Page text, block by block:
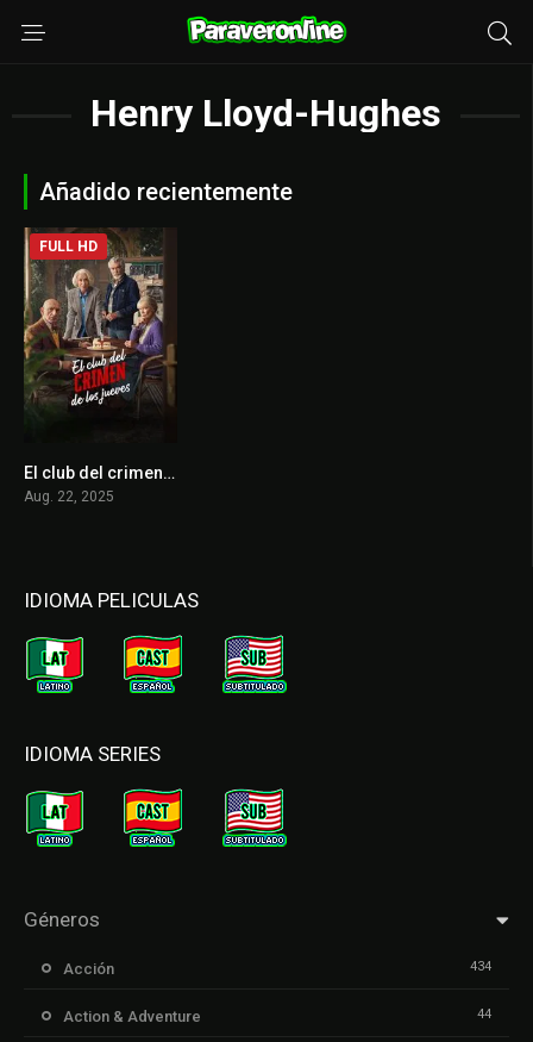
Henry Lloyd-Hughes
Añadido recientemente
6.6
FULL HD
El club del crimen de los jueves
Aug. 22, 2025
IDIOMA PELICULAS
IDIOMA SERIES
Géneros
Acción 434
Action & Adventure 44